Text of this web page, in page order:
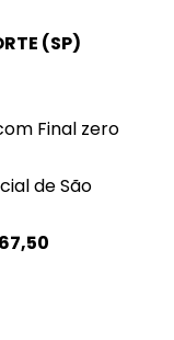
(SP)
Final zero
de São